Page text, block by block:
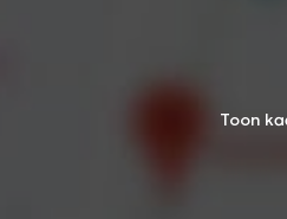
Toon